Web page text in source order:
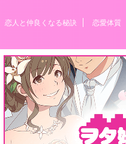
恋人と仲良くなる秘訣 恋愛体質